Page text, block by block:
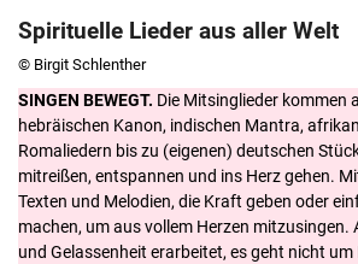
Spirituelle Lieder aus aller Welt
© Birgit Schlenther
SINGEN BEWEGT. Die Mitsinglieder kommen
hebräischen Kanon, indischen Mantra,
Romaliedern bis zu (eigenen) deutschen
mitreißen, entspannen und ins Herz gehen.
Texten und Melodien, die Kraft geben oder
machen, um aus vollem Herzen mitzusingen.
und Gelassenheit erarbeitet, es geht nicht